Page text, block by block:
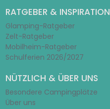
RATGEBER & INSPIRATION
Glamping-Ratgeber
Zelt-Ratgeber
Mobilheim-Ratgeber
Schulferien 2026/2027
NÜTZLICH & ÜBER UNS
Besondere Campingplätze
Über uns